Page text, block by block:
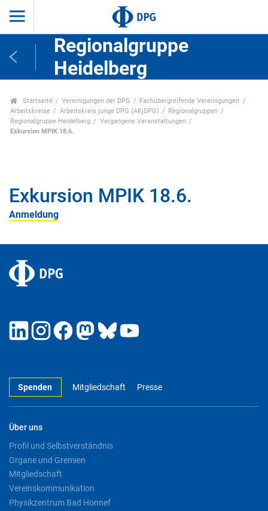
Regionalgruppe
Heidelberg
Startseite Vereinigungen der DPG
Fachübergreifende Vereinigungen
Arbeitskreise
Arbeitskreis junge DPG (AKjDPG)
Regionalgruppen
Regionalgruppe Heidelberg
Vergangene Veranstaltungen
Exkursion MPIK 18.6.
Exkursion MPIK 18.6.
Anmeldung
Spenden Mitgliedschaft Presse
Über uns
Profil und Selbstverständnis
Organe und Gremien
Mitgliedschaft
Vereinskommunikation
Physikzentrum Bad Honnef